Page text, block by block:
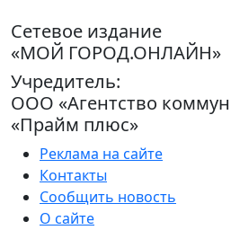
Сетевое издание
«МОЙ ГОРОД.ОНЛАЙН»
Учредитель:
ООО «Агентство
«Прайм плюс»
Реклама на сайте
Контакты
Сообщить новость
О сайте